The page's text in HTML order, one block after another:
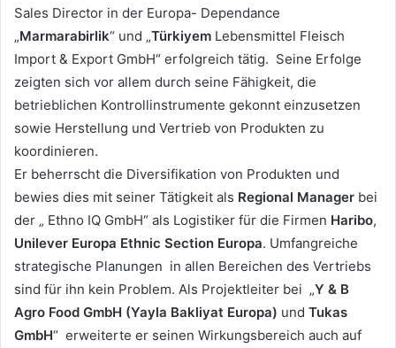
Sales Director in der Europa- Dependance
„Marmarabirlik“ und „Türkiyem Lebensmittel Fleisch
Import & Export GmbH“ erfolgreich tätig. Seine Erfolge
zeigten sich vor allem durch seine Fähigkeit, die
betrieblichen Kontrollinstrumente gekonnt einzusetzen
sowie Herstellung und Vertrieb von Produkten zu
koordinieren.
Er beherrscht die Diversifikation von Produkten und
bewies dies mit seiner Tätigkeit als Regional Manager bei
der „ Ethno IQ GmbH“ als Logistiker für die Firmen Haribo,
Unilever Europa Ethnic Section Europa. Umfangreiche
strategische Planungen in allen Bereichen des Vertriebs
sind für ihn kein Problem. Als Projektleiter bei „Y & B
Agro Food GmbH (Yayla Bakliyat Europa) und Tukas
GmbH“ erweiterte er seinen Wirkungsbereich auch auf